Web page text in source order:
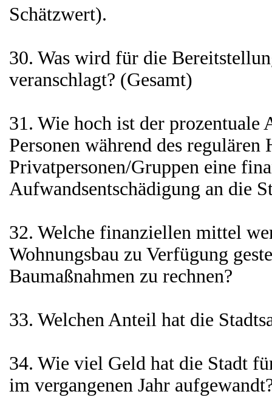
Schätzwert).
30. Was wird für die
veranschlagt? (Gesamt)
31. Wie hoch ist der prozentuale
Personen während des
Privatpersonen/Gruppen eine
Aufwandsentschädigung an die
32. Welche finanziellen mittel
Wohnungsbau zu Verfügung
Baumaßnahmen zu rechnen?
33. Welchen Anteil hat die
34. Wie viel Geld hat die Stadt
im vergangenen Jahr